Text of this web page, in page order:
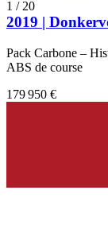
1 / 20
2019 |
Pack Carbone –
ABS de course
179 950 €